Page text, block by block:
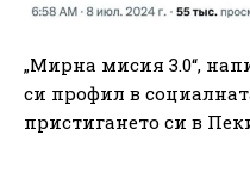
„Мирна мисия 3.0“,
си профил в
пристигането си в